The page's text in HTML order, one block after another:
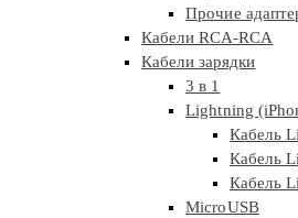
Прочие
Кабели RCA-RCA
Кабели зарядки
3 в 1
Lightning
Кабель
Кабель
Кабель
MicroUSB